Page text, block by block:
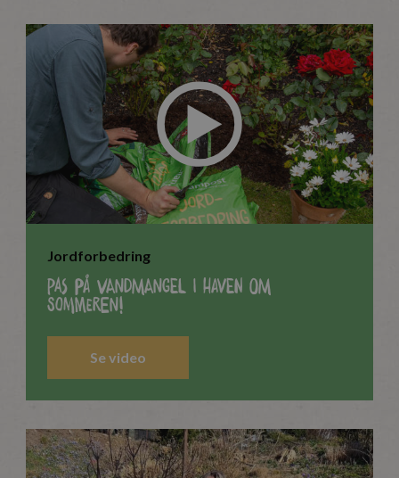
Jordforbedring
Pas på vandmangel i haven om
sommeren!
Se video